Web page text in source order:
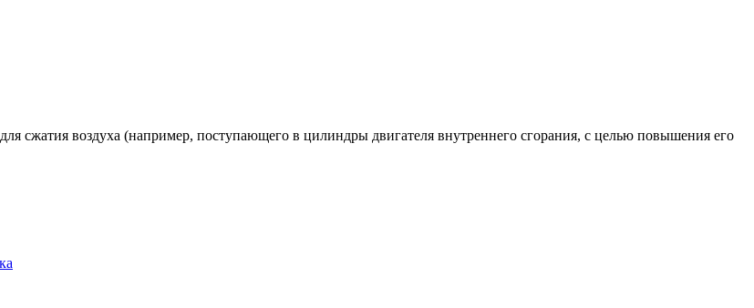
сжатия воздуха (например, поступающего в цилиндры двигателя внутреннего сгорания, с целью повышения его